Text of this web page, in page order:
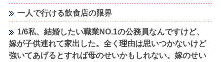
一人で行ける飲食店の限界
1/6私、結婚したい職業NO.1の公務員なんですけど、
嫁が子供連れて家出した。全く理由は思いつかないけど
強いてあげるとすれば母のせいかもしれない。嫁のせい